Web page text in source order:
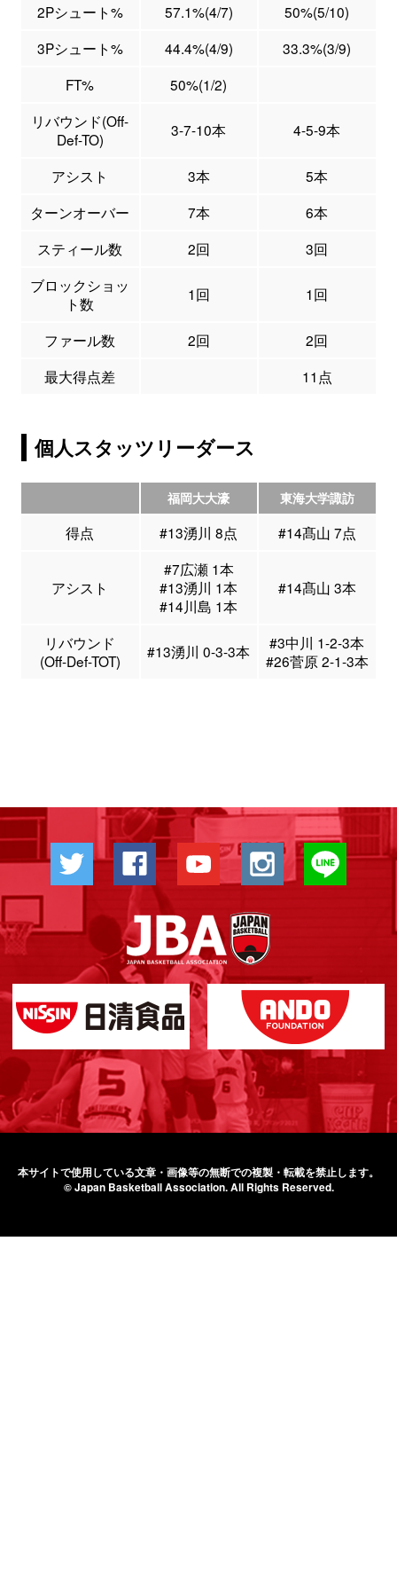
2Pシュート%
57.1%(4/7)
50%(5/10)
3Pシュート%
44.4%(4/9)
33.3%(3/9)
FT%
50%(1/2)
リバウンド(Off-
Def-TO)
3-7-10本 4-5-9本
アシスト 3本
5本
ターンオーバー
7本
6本
スティール数
2回
3回
ブロックショッ
ト数
1回 1回
ファール数 2回
2回
最大得点差
11点
個人スタッツリーダース
福岡大大濠 東海大学諏訪
得点 #13湧川 8点 #14髙山 7点
アシスト
#7広瀬 1本
#13湧川 1本
#14川島 1本
#14髙山 3本
リバウンド
(Off-Def-TOT)
#13湧川 0-3-3本
#3中川 1-2-3本
#26菅原 2-1-3本
本サイトで使用している文章・画像等の無断での複製・転載を禁止します。
© Japan Basketball Association.All Rights Reserved.